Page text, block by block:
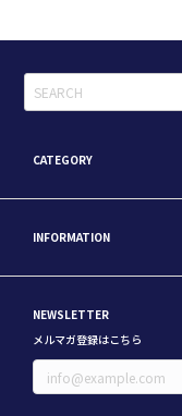
CATEGORY
INFORMATION
NEWSLETTER
メルマガ登録はこちら